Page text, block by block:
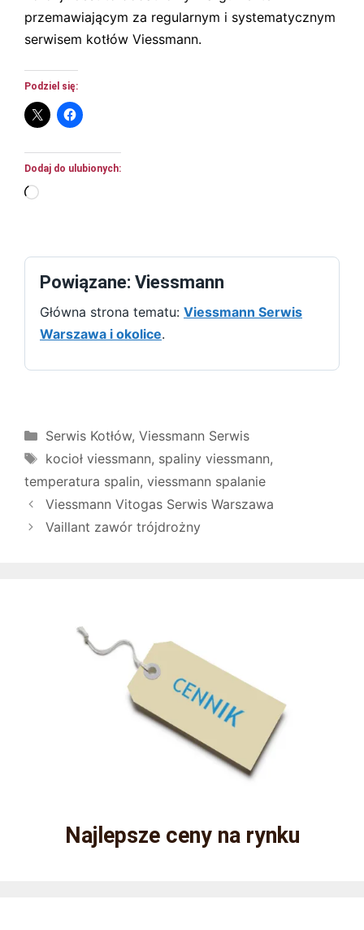
przemawiającym za regularnym i systematycznym
serwisem kotłów Viessmann.
Podziel się:
Dodaj do ulubionych:
Wczytywanie…
Powiązane: Viessmann
Główna strona tematu: Viessmann Serwis
Warszawa i okolice.
Kategorie
Serwis Kotłów, Viessmann Serwis
Tagi
kocioł viessmann, spaliny viessmann,
temperatura spalin, viessmann spalanie
Viessmann Vitogas Serwis Warszawa
Vaillant zawór trójdrożny
Najlepsze ceny na rynku